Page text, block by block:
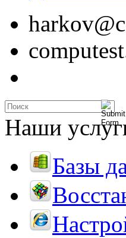
Наши
Базы